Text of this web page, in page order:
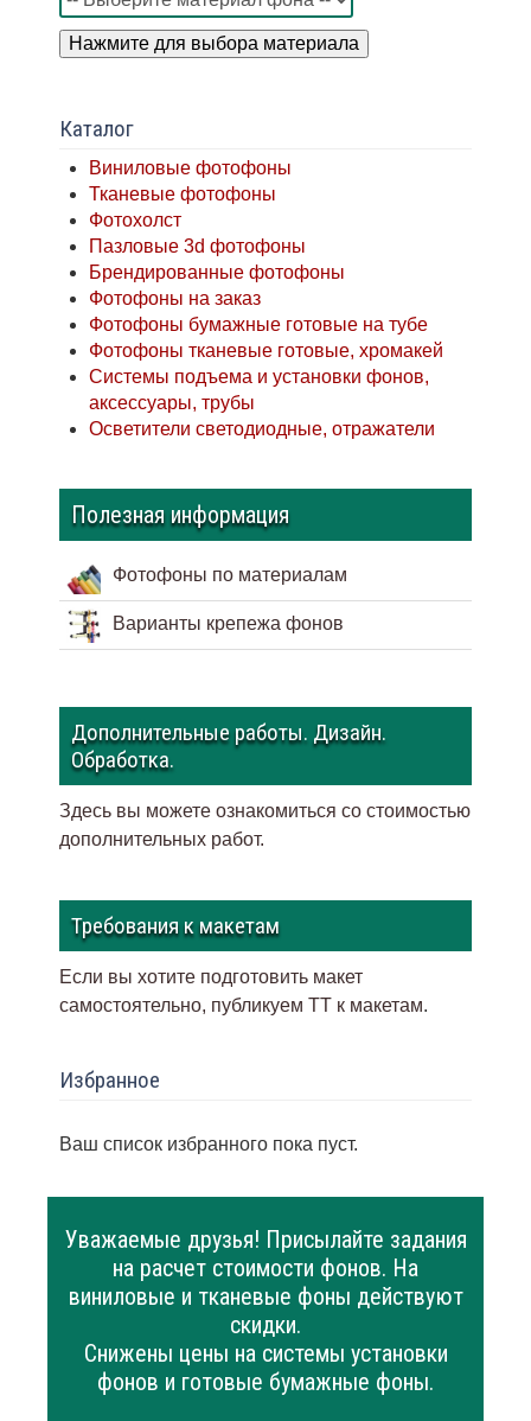
Нажмите для выбора материала
Каталог
Виниловые фотофоны
Тканевые фотофоны
Фотохолст
Пазловые 3d фотофоны
Брендированные фотофоны
Фотофоны на заказ
Фотофоны бумажные готовые на тубе
Фотофоны тканевые готовые, хромакей
Системы подъема и установки фонов,
аксессуары, трубы
Осветители светодиодные, отражатели
Полезная информация
Фотофоны по материалам
Варианты крепежа фонов
Дополнительные работы. Дизайн.
Обработка.
Здесь вы можете ознакомиться со стоимостью
дополнительных работ.
Требования к макетам
Если вы хотите подготовить макет
самостоятельно, публикуем ТТ к макетам.
Избранное
Ваш список избранного пока пуст.
Уважаемые друзья! Присылайте задания
на расчет стоимости фонов. На
виниловые и тканевые фоны действуют
скидки.
Снижены цены на системы установки
фонов и готовые бумажные фоны.